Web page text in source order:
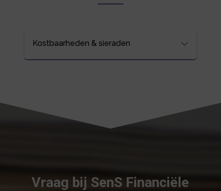
Kostbaarheden & sieraden
Vraag bij SenS Financiële